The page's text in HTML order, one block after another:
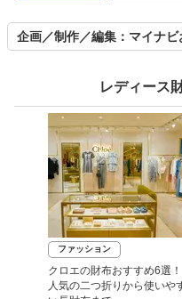
企画／制作／編集：マイナ
レディース
ファッション
クロエの財布おすすめ6選！
人気の二つ折りから使いや